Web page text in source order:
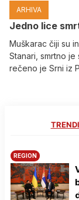
ARHIVA
Јedno lice
Muškarac čiji su
Stanari, smrtno je
rečeno je Srni iz
REGION